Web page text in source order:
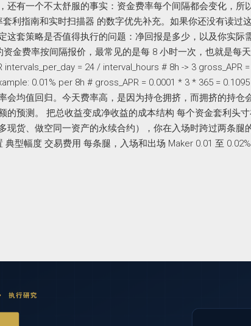
还有一个不太舒服的事实：资金费率每个间隔都会变化，所
利指南和实时扫描器 的数字优先补充。如果你还没有读过
这套策略是否值得执行的问题：净回报是多少，以及你实际
资金费率按间隔报价，最常见的是每 8 小时一次，也就是每
= 24 / interval_hours # 8h -> 3 gross_APR
0.01% per 8h # gross_APR = 0.0001 * 3 * 365 =
会均值回归。今天费率高，是因为持仓拥挤，而拥挤的持仓
的预测。 把总收益变成净收益的成本结构 每个资金套利头
现货、做空同一资产的永续合约），你在入场时跨过两条腿
典型幅度 交易费用 每条腿，入场和出场 Maker 0.01 至